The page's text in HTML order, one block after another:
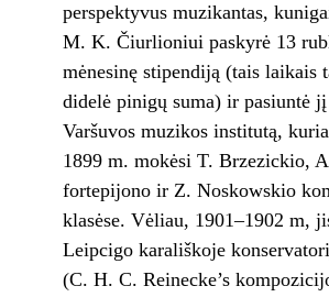
perspektyvus muzikantas,
M. K. Čiurlioniui paskyrė 13
mėnesinę stipendiją (tais laikais
didelė pinigų suma) ir pasiuntė
Varšuvos muzikos institutą,
1899 m. mokėsi T. Brzezickio,
fortepijono ir Z. Noskowskio
klasėse. Vėliau, 1901–1902 m,
Leipcigo karališkoje
(C. H. C. Reinecke’s